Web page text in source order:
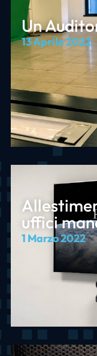
Un
13 Aprile 2022
uffici
1 Marzo 2022